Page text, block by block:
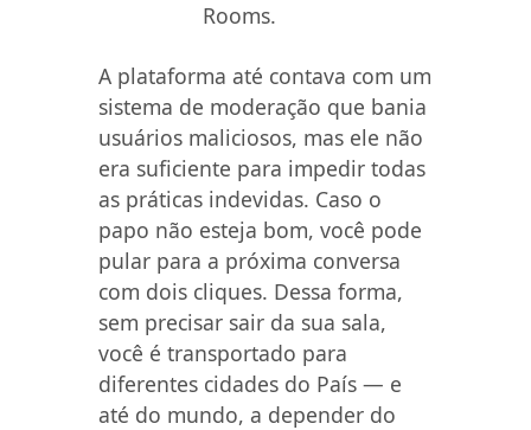
Rooms.
A plataforma até contava com um
sistema de moderação que bania
usuários maliciosos, mas ele não
era suficiente para impedir todas
as práticas indevidas. Caso o
papo não esteja bom, você pode
pular para a próxima conversa
com dois cliques. Dessa forma,
sem precisar sair da sua sala,
você é transportado para
diferentes cidades do País — e
até do mundo, a depender do